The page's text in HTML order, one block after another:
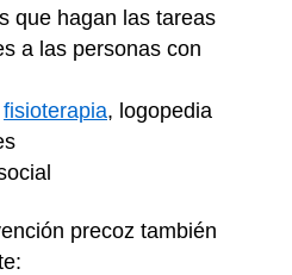
que hagan las tareas
a las personas con
fisioterapia, logopedia
precoz también